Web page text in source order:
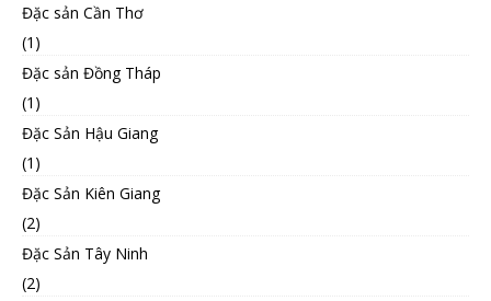
Đặc sản Cần Thơ
(1)
Đặc sản Đồng Tháp
(1)
Đặc Sản Hậu Giang
(1)
Đặc Sản Kiên Giang
(2)
Đặc Sản Tây Ninh
(2)